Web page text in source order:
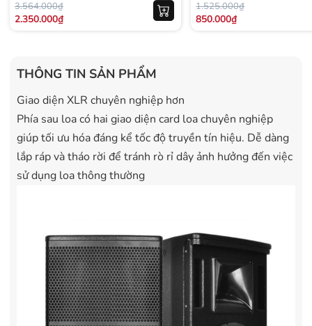
3.564.000₫
2.350.000₫
1.525.000₫
850.000₫
THÔNG TIN SẢN PHẨM
Giao diện XLR chuyên nghiệp hơn
Phía sau loa có hai giao diện card loa chuyên nghiệp
giúp tối ưu hóa đáng kể tốc độ truyền tín hiệu. Dễ dàng
lắp ráp và tháo rời để tránh rò rỉ dây ảnh hưởng đến việc
sử dụng loa thông thường